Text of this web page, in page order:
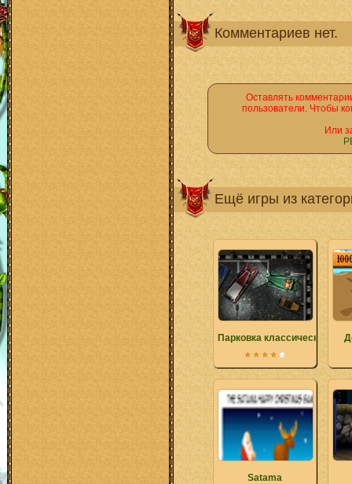
Комментариев нет.
Оставлять
пользователи. Чтобы
Или
Ещё игры из
Парковка классических
Satama